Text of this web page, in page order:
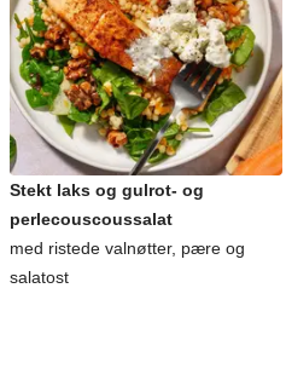
Stekt laks og gulrot- og
perlecouscoussalat
med ristede valnøtter, pære og
salatost